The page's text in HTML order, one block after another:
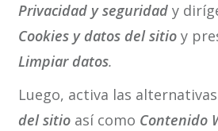
Privacidad y seguridady
Cookies y datos del sitioy
Limpiar datos.
Luego, activa las alternativas
del sitioasí como Contenido